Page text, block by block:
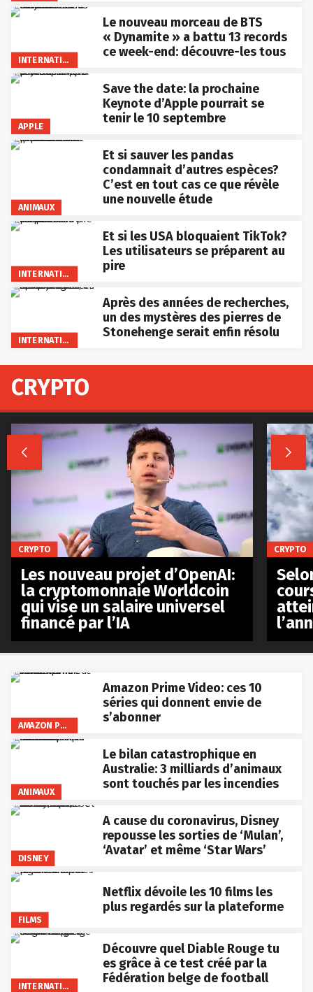
INTERNATIONAL
Le nouveau morceau de BTS
« Dynamite » a battu 13 records
ce week-end: découvre-les tous
APPLE
Save the date: la prochaine
Keynote d’Apple pourrait se
tenir le 10 septembre
ANIMAUX
Et si sauver les pandas
condamnait d’autres espèces?
C’est en tout cas ce que révèle
une nouvelle étude
INTERNATIONAL
Et si les USA bloquaient TikTok?
Les utilisateurs se préparent au
pire
INTERNATIONAL
Après des années de recherches,
un des mystères des pierres de
Stonehenge serait enfin résolu
AMAZON PRIME VIDEO
Amazon Prime Video: ces 10
séries qui donnent envie de
s’abonner
ANIMAUX
Le bilan catastrophique en
Australie: 3 milliards d’animaux
sont touchés par les incendies
DISNEY
A cause du coronavirus, Disney
repousse les sorties de ‘Mulan’,
‘Avatar’ et même ‘Star Wars’
FILMS
Netflix dévoile les 10 films les
plus regardés sur la plateforme
INTERNATIONAL
Découvre quel Diable Rouge tu
es grâce à ce test créé par la
Fédération belge de football
CRYPTO
 
CRYPTO
Les nouveau projet d’OpenAI:
la cryptomonnaie Worldcoin
qui vise un salaire universel
financé par l’IA
CRYPTO